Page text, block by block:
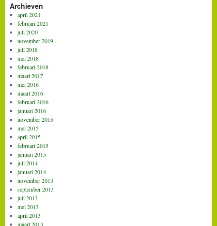
Archieven
april 2021
februari 2021
juli 2020
november 2019
juli 2018
mei 2018
februari 2018
maart 2017
mei 2016
maart 2016
februari 2016
januari 2016
november 2015
mei 2015
april 2015
februari 2015
januari 2015
juli 2014
januari 2014
november 2013
september 2013
juli 2013
mei 2013
april 2013
maart 2013